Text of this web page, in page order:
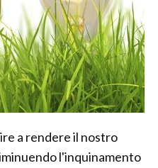
a rendere il nostro
l'inquinamento